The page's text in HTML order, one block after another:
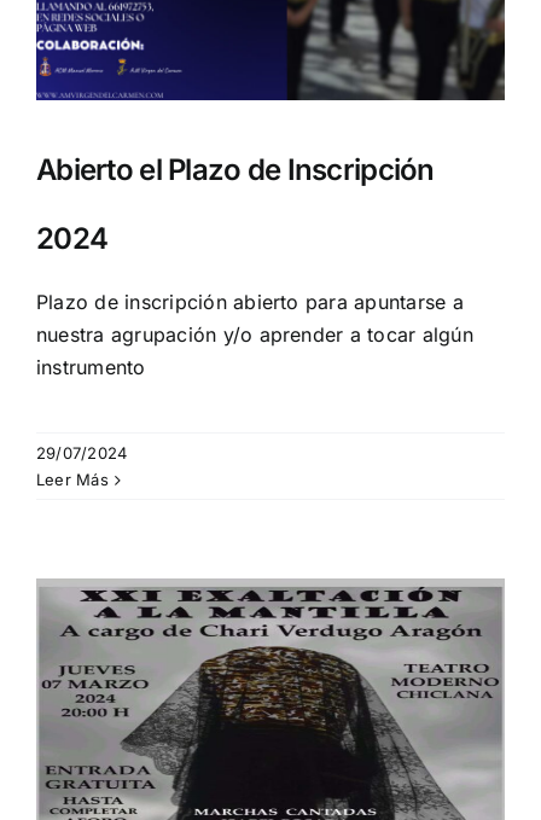
Abierto el Plazo de Inscripción
2024
Plazo de inscripción abierto para apuntarse a
nuestra agrupación y/o aprender a tocar algún
instrumento
29/07/2024
Leer Más